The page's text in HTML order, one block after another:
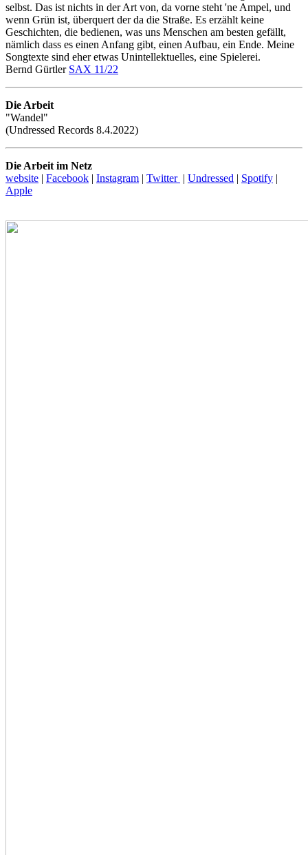
selbst. Das ist nichts in der Art von, da vorne steht 'ne Ampel, und
wenn Grün ist, überquert der da die Straße. Es erzählt keine
Geschichten, die bedienen, was uns Menschen am besten gefällt,
nämlich dass es einen Anfang gibt, einen Aufbau, ein Ende. Meine
Songtexte sind eher etwas Unintellektuelles, eine Spielerei.
Bernd Gürtler SAX 11/22
Die Arbeit
"Wandel"
(Undressed Records 8.4.2022)
Die Arbeit im Netz
website | Facebook | Instagram | Twitter | Undressed | Spotify |
Apple